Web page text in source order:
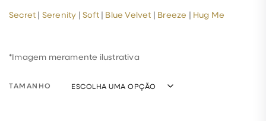
Secret | Serenity |Soft| Blue Velvet | Breeze | Hug Me
*Imagem meramente ilustrativa
TAMANHO